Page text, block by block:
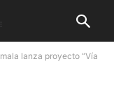
lanza proyecto “Vía